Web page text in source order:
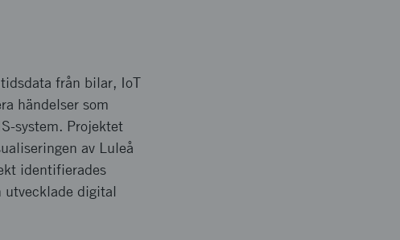
från bilar, IoT
händelser som
system. Projektet
av Luleå
identifierades
utvecklade digital